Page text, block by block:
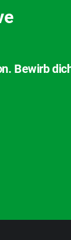
Bewirb